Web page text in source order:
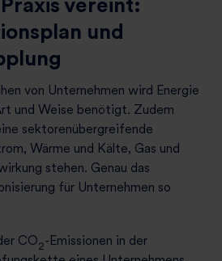
und
von Unternehmen wird Energie
und Weise benötigt. Zudem
sektorenübergreifende
Wärme und Kälte, Gas und
stehen. Genau das
für Unternehmen so
CO2-Emissionen in der